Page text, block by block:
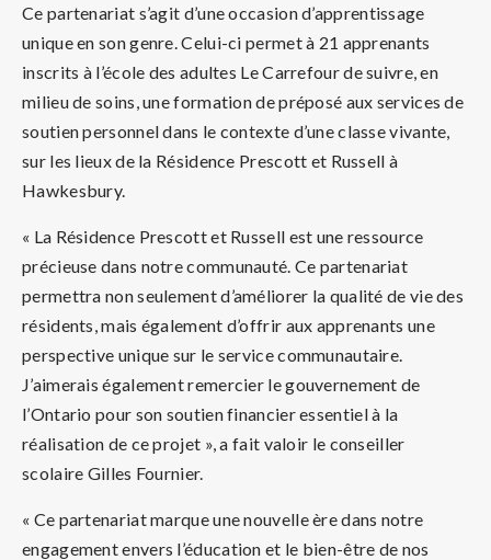
Ce partenariat s’agit d’une occasion d’apprentissage
unique en son genre. Celui-ci permet à 21 apprenants
inscrits à l’école des adultes Le Carrefour de suivre, en
milieu de soins, une formation de préposé aux services de
soutien personnel dans le contexte d’une classe vivante,
sur les lieux de la Résidence Prescott et Russell à
Hawkesbury.
« La Résidence Prescott et Russell est une ressource
précieuse dans notre communauté. Ce partenariat
permettra non seulement d’améliorer la qualité de vie des
résidents, mais également d’offrir aux apprenants une
perspective unique sur le service communautaire.
J’aimerais également remercier le gouvernement de
l’Ontario pour son soutien financier essentiel à la
réalisation de ce projet », a fait valoir le conseiller
scolaire Gilles Fournier.
« Ce partenariat marque une nouvelle ère dans notre
engagement envers l’éducation et le bien-être de nos